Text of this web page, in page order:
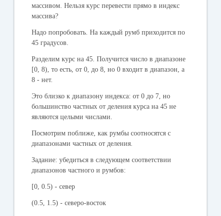
массивом. Нельзя курс перевести прямо в индекс
массива?
Надо попробовать. На каждый румб приходится по
45 градусов.
Разделим курс на 45. Получится число в диапазоне
[0, 8), то есть, от 0, до 8, но 0 входит в диапазон, а
8 - нет.
Это близко к диапазону индекса: от 0 до 7, но
большинство частных от деления курса на 45 не
являются целыми числами.
Посмотрим поближе, как румбы соотносятся с
диапазонами частных от деления.
Задание: убедиться в следующем соответствии
диапазонов частного и румбов:
[0, 0.5) - север
(0.5, 1.5) - северо-восток